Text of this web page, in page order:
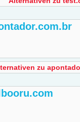
zu